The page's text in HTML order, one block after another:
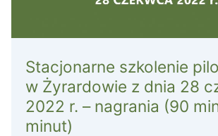
Stacjonarne szkolenie
w Żyrardowie z dnia 28
2022 r. – nagrania (90
minut)